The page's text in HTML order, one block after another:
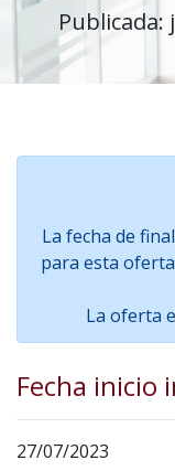
Publicada:
La fecha de
para esta
La oferta
Fecha inicio
27/07/2023